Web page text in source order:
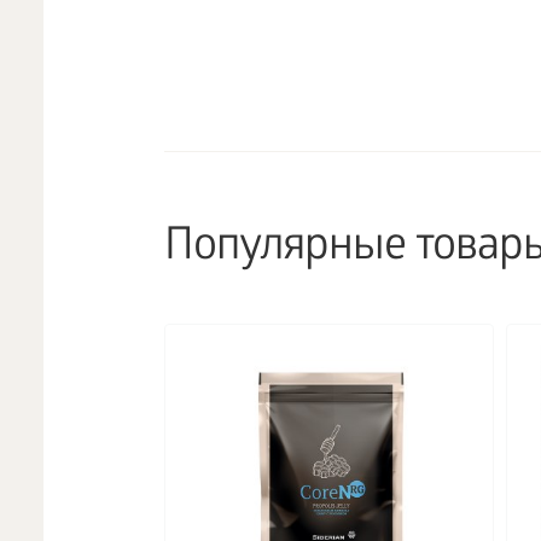
Популярные